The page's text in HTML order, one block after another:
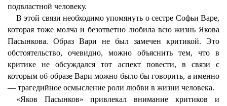
подвластной человеку.
В этой связи необходимо упомянуть о сестре Софьи Варе,
которая тоже молча и безответно любила всю жизнь Якова
Пасынкова. Образ Вари не был замечен критикой. Это
обстоятельство, очевидно, можно объяснить тем, что в
критике не обсуждался тот аспект повести, в связи с
которым об образе Вари можно было бы говорить, а именно
— трагедийное осмысление роли любви в жизни человека.
«Яков Пасынков» привлекал внимание критиков и